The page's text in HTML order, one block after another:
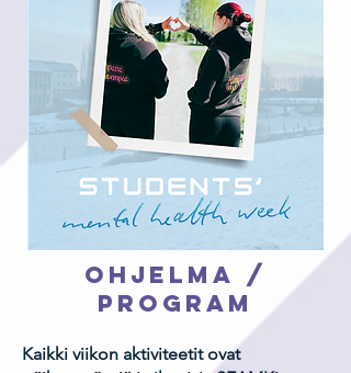
Ohjelma /
Program
Kaikki viikon aktiviteetit ovat